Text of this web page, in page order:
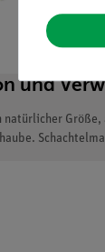
und
natürlicher